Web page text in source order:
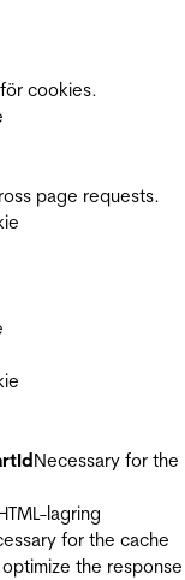
cookies.
page requests.
Necessary for the
lagring
for the cache
the